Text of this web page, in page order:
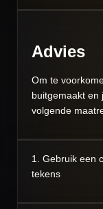
Advies
Om te
buitgemaakt en
volgende
1. Gebruik een
tekens